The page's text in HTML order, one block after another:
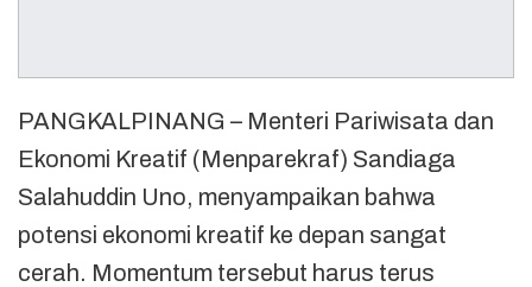
PANGKALPINANG – Menteri Pariwisata dan
Ekonomi Kreatif (Menparekraf) Sandiaga
Salahuddin Uno, menyampaikan bahwa
potensi ekonomi kreatif ke depan sangat
cerah. Momentum tersebut harus terus